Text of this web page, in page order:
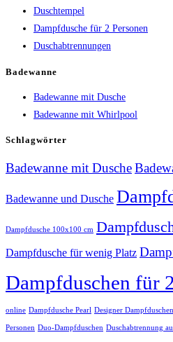
Duschtempel
Dampfdusche für 2 Personen
Duschabtrennungen
Badewanne
Badewanne mit Dusche
Badewanne mit Whirlpool
Schlagwörter
Badewanne mit Dusche
Badewanne und Dusche
Dampfdusche 100x100 cm
Dampfdusche für wenig Platz
Dampfduschen für
online Dampfdusche Pearl Designer Dampfduschen
Personen Duo-Dampfduschen Duschabtrennung